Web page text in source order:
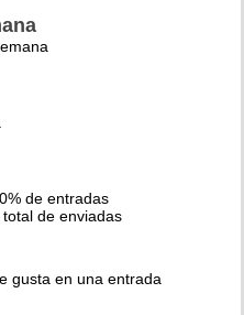
de entradas
de enviadas
gusta en una entrada